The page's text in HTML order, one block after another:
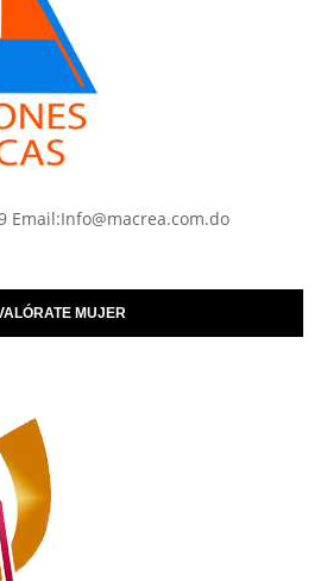
Email:Info@macrea.com.do
MUJER